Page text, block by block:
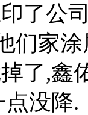
了公
们家
了,鑫
没降.